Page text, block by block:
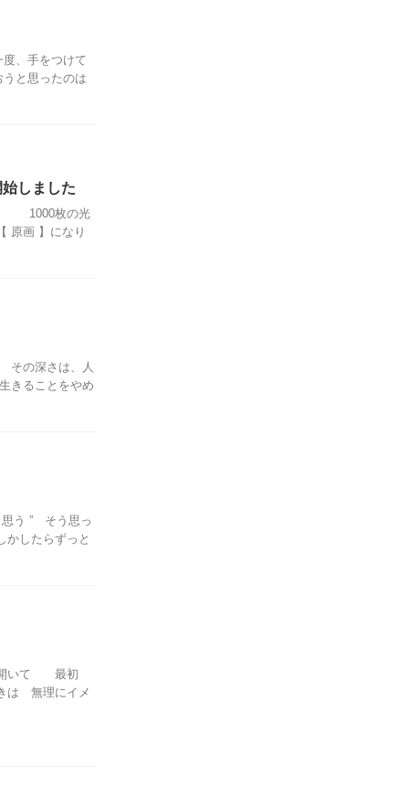
、手をつけて
と思ったのは
しました
で 1000枚の光
原画 】になり
その深さは、人
きることをやめ
思う ” そう思っ
したらずっと
開いて 最初
は 無理にイメ